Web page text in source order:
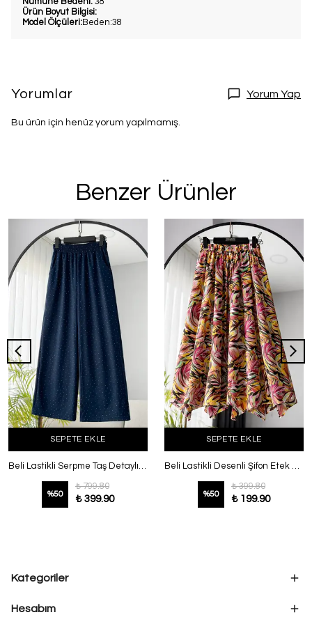
Ürün Boyut Bilgisi:
Model Ölçüleri:Beden:38
Yorumlar Yorum Yap
Bu ürün için henüz yorum yapılmamış.
Benzer Ürünler
SEPETE EKLE
Beli Lastikli Serpme Taş Detaylı Oysho Pantolon Lacivert
%50
₺ 799.80
₺ 399.90
SEPETE EKLE
Beli Lastikli Desenli Şifon Etek Orange Fuşya
%50
₺ 399.80
₺ 199.90
Kategoriler
Hesabım